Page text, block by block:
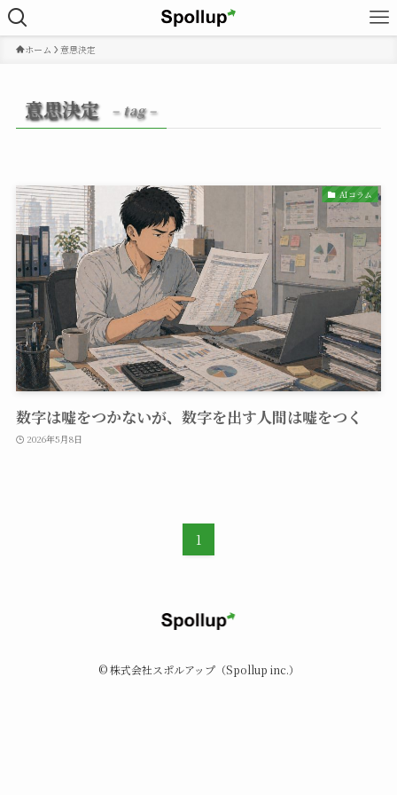
ホーム 意思決定
意思決定 – tag –
AIコラム
数字は嘘をつかないが、数字を出す人間は嘘をつく
2026年5月8日
1
©株式会社スポルアップ（Spollup inc.）